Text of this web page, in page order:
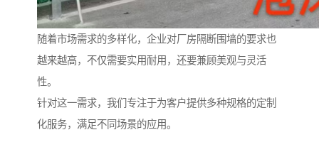
随着市场需求的多样化，企业对厂房隔断围墙的要求也
越来越高，不仅需要实用耐用，还要兼顾美观与灵活
性。
针对这一需求，我们专注于为客户提供多种规格的定制
化服务，满足不同场景的应用。